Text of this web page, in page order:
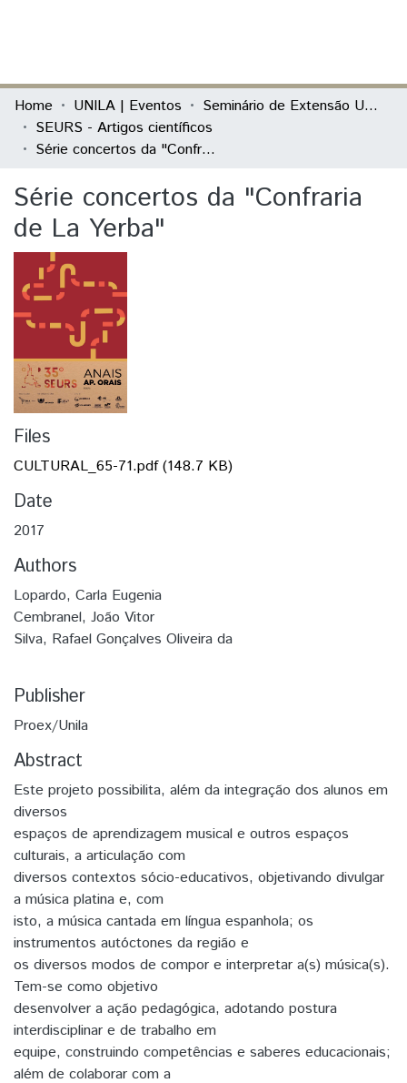
Communities & Collections
All of DSpace
Home UNILA | Eventos
Seminário de Extensão Universitária da Região Sul (SEURS)
SEURS - Artigos científicos
Série concertos da "Confraria de La Yerba"
Série concertos da "Confraria
de La Yerba"
Files
CULTURAL_65-71.pdf(148.7 KB)
Date
2017
Authors
Lopardo, Carla Eugenia
Cembranel, João Vitor
Silva, Rafael Gonçalves Oliveira da
Publisher
Proex/Unila
Abstract
Este projeto possibilita, além da integração dos alunos em
diversos
espaços de aprendizagem musical e outros espaços
culturais, a articulação com
diversos contextos sócio-educativos, objetivando divulgar
a música platina e, com
isto, a música cantada em língua espanhola; os
instrumentos autóctones da região e
os diversos modos de compor e interpretar a(s) música(s).
Tem-se como objetivo
desenvolver a ação pedagógica, adotando postura
interdisciplinar e de trabalho em
equipe, construindo competências e saberes educacionais;
além de colaborar com a